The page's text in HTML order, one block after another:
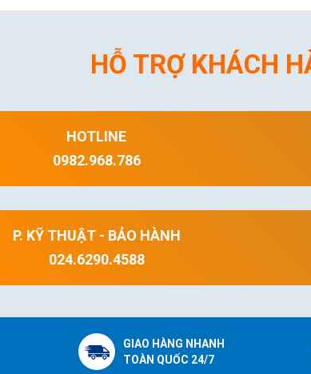
HỖ TRỢ KHÁCH
HOTLINE
0982.968.786
P. KỸ THUẬT - BẢO HÀNH
024.6290.4588
GIAO HÀNG NHANH
TOÀN QUỐC 24/7